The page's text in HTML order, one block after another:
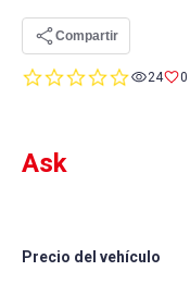
0.024 0
Ask
Precio del vehículo
Compartir